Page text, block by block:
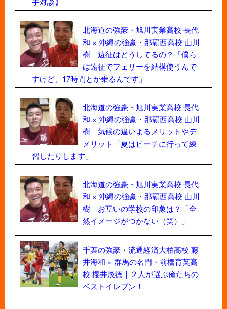
北海道の強豪・旭川実業高校 長代
和 × 沖縄の強豪・那覇西高校 山川
樹｜遠征はどうしてるの？「僕ら
は遠征でフェリーを結構使うんで
すけど、17時間とか乗るんです」
北海道の強豪・旭川実業高校 長代
和 × 沖縄の強豪・那覇西高校 山川
樹｜気候の違いよるメリットやデ
メリット「夏はビーチに行って練
習したりします」
北海道の強豪・旭川実業高校 長代
和 × 沖縄の強豪・那覇西高校 山川
樹｜お互いの学校の印象は？「全
然イメージがつかない（笑）」
千葉の強豪・流通経済大柏高校 藤
井海和 × 群馬の名門・前橋育英高
校 櫻井辰徳｜２人が選ぶ俺たちの
ベストイレブン！